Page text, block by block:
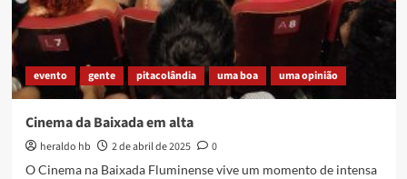
evento gente pitacolândia uma boa uma opinião
Cinema da Baixada em alta
heraldo hb 2 de abril de 2025
0
O Cinema na Baixada Fluminense vive um momento de intensa